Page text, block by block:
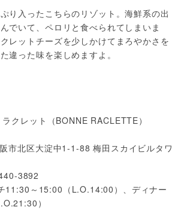
り入ったこちらのリゾット。海鮮系の出
でいて、ペロリと食べられてしまいま
レットチーズを少しかけてまろやかさを
違った味を楽しめますよ。
クレット（BONNE RACLETTE）
市北区大淀中1-1-88 梅田スカイビルタワ
3892
11:30～15:00（L.O.14:00）、ディナー
）